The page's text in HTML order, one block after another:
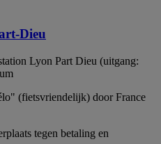
Dieu
Lyon Part Dieu (uitgang:
(fietsvriendelijk) door France
tegen betaling en